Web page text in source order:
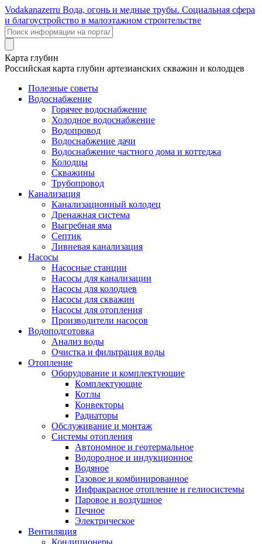
Vodakanazerru Вода, огонь и медные трубы. Социальная сфера
и благоустройство в малоэтажном строительстве
Карта глубин
Российская карта глубин артезианских скважин и колодцев
Полезные советы
Водоснабжение
Горячее водоснабжение
Холодное водоснабжение
Водопровод
Водоснабжение дачи
Водоснабжение частного дома и коттеджа
Колодцы
Скважины
Трубопровод
Канализация
Канализационный колодец
Дренажная система
Выгребная яма
Септик
Ливневая канализация
Насосы
Насосные станции
Насосы для канализации
Насосы для колодцев
Насосы для скважин
Насосы для отопления
Производители насосов
Водоподготовка
Анализ воды
Очистка и фильтрация воды
Отопление
Оборудование и комплектующие
Комплектующие
Котлы
Конвекторы
Радиаторы
Обслуживание и монтаж
Системы отопления
Автономное и геотермальное
Водородное и индукционное
Водяное
Газовое и комбинированное
Инфракрасное отопление и гелиосистемы
Паровое и воздушное
Печное
Электрическое
Вентиляция
Кондиционеры